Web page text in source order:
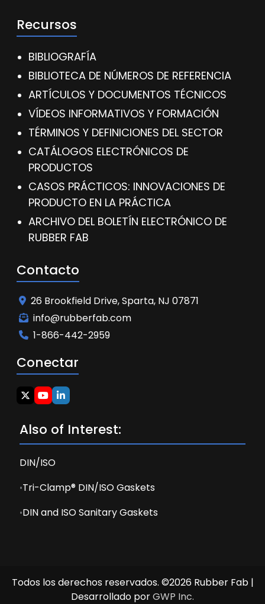
Recursos
BIBLIOGRAFÍA
BIBLIOTECA DE NÚMEROS DE REFERENCIA
ARTÍCULOS Y DOCUMENTOS TÉCNICOS
VÍDEOS INFORMATIVOS Y FORMACIÓN
TÉRMINOS Y DEFINICIONES DEL SECTOR
CATÁLOGOS ELECTRÓNICOS DE
PRODUCTOS
CASOS PRÁCTICOS: INNOVACIONES DE
PRODUCTO EN LA PRÁCTICA
ARCHIVO DEL BOLETÍN ELECTRÓNICO DE
RUBBER FAB
Contacto
26 Brookfield Drive, Sparta, NJ 07871
info@rubberfab.com
1-866-442-2959
Conectar
Also of Interest:
DIN/ISO
Tri-Clamp® DIN/ISO Gaskets
DIN and ISO Sanitary Gaskets
Todos los derechos reservados. ©2026 Rubber Fab |
Desarrollado porGWP Inc.